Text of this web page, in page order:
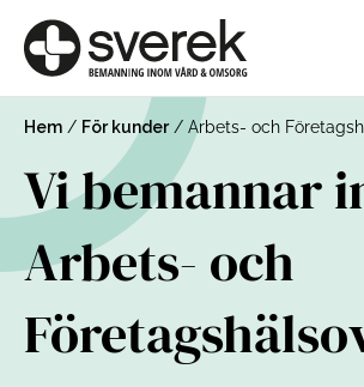
Hem / För kunder / Arbets- och
Vi bemannar
Arbets- och